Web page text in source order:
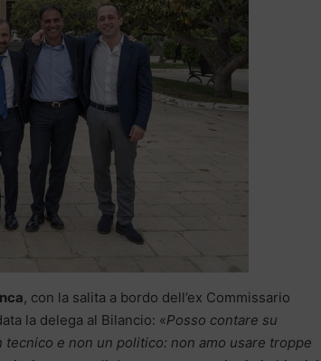
, con la salita a bordo dell’ex Commissario
la delega al Bilancio: «Posso contare su
e non un politico: non amo usare troppe